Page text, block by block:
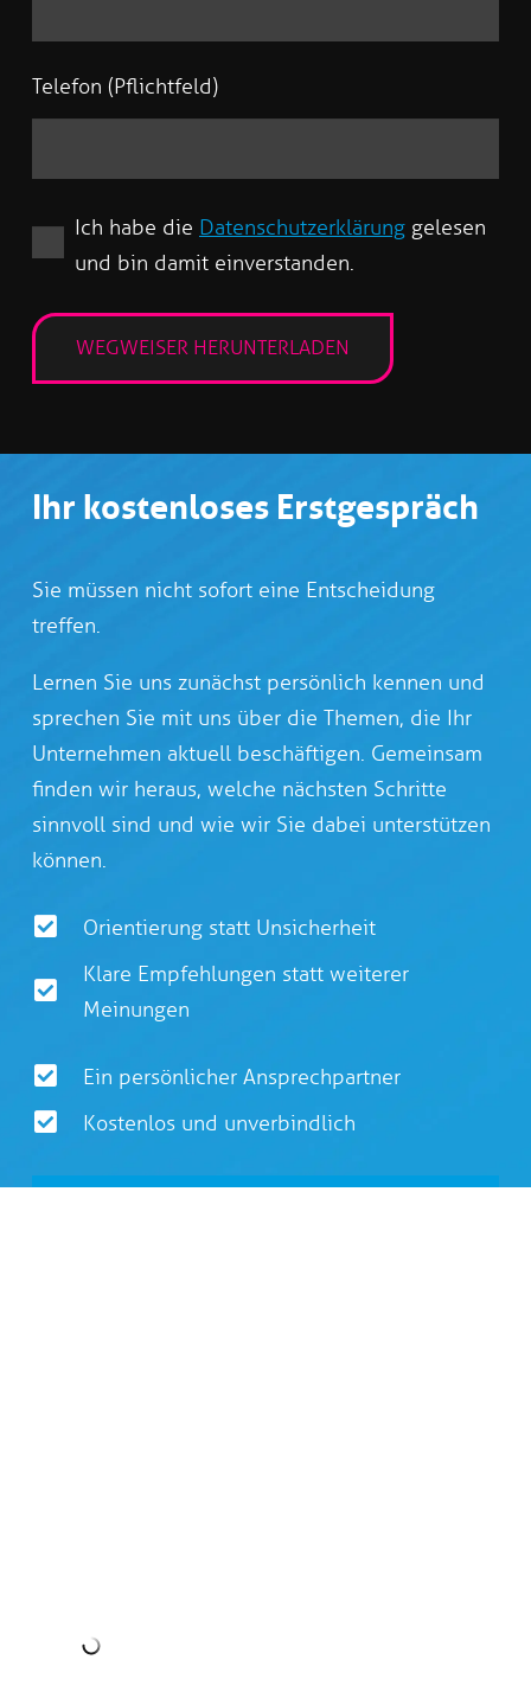
Telefon (Pflichtfeld)
Ich habe die Datenschutzerklärung gelesen
und bin damit einverstanden.
Ihr kostenloses Erstgespräch
Sie müssen nicht sofort eine Entscheidung
treffen.
Lernen Sie uns zunächst persönlich kennen und
sprechen Sie mit uns über die Themen, die Ihr
Unternehmen aktuell beschäftigen. Gemeinsam
finden wir heraus, welche nächsten Schritte
sinnvoll sind und wie wir Sie dabei unterstützen
können.
Orientierung statt Unsicherheit
Klare Empfehlungen statt weiterer
Meinungen
Ein persönlicher Ansprechpartner
Kostenlos und unverbindlich